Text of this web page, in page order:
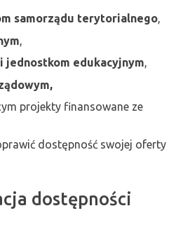
samorządu terytorialnego,
jednostkom edukacyjnym,
projekty finansowane ze
dostępność swojej oferty
dostępności